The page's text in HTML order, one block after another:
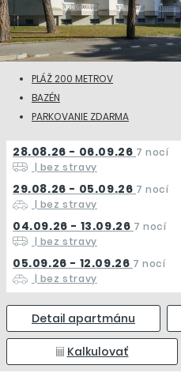
PLÁŽ 200 METROV
BAZÉN
PARKOVANIE ZDARMA
28.08.26 - 06.09.26 7 nocí
| bez stravy
29.08.26 - 05.09.26 7 nocí
| bez stravy
04.09.26 - 13.09.26 7 nocí
| bez stravy
05.09.26 - 12.09.26 7 nocí
| bez stravy
Detail apartmánu
Kalkulovať